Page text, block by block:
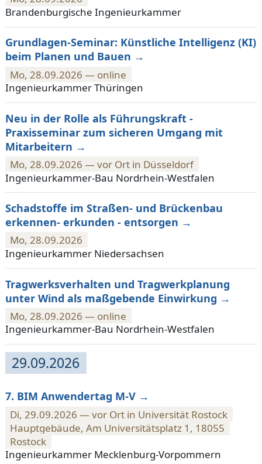
Brandenburgische Ingenieurkammer
Grundlagen-Seminar: Künstliche Intelligenz (KI)
beim Planen und Bauen
Mo, 28.09.2026 — online
Ingenieurkammer Thüringen
Neu in der Rolle als Führungskraft -
Praxisseminar zum sicheren Umgang mit
Mitarbeitern
Mo, 28.09.2026 — vor Ort in Düsseldorf
Ingenieurkammer-Bau Nordrhein-Westfalen
Schadstoffe im Straßen- und Brückenbau
erkennen- erkunden - entsorgen
Mo, 28.09.2026
Ingenieurkammer Niedersachsen
Tragwerksverhalten und Tragwerkplanung
unter Wind als maßgebende Einwirkung
Mo, 28.09.2026 — online
Ingenieurkammer-Bau Nordrhein-Westfalen
29.09.2026
7. BIM Anwendertag M-V
Di, 29.09.2026 — vor Ort in Universität Rostock
Hauptgebäude, Am Universitätsplatz 1, 18055
Rostock
Ingenieurkammer Mecklenburg-Vorpommern